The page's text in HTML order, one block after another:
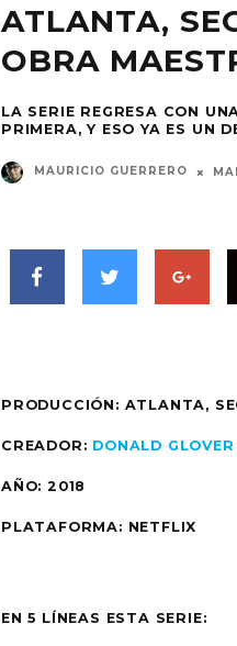
ATLANTA,
OBRA
LA SERIE REGRESA CON
PRIMERA, Y ESO YA ES UN
MAURICIO GUERRERO
PRODUCCIÓN: ATLANTA,
CREADOR: DONALD GLOVER
AÑO: 2018
PLATAFORMA: NETFLIX
EN 5 LÍNEAS ESTA SERIE: